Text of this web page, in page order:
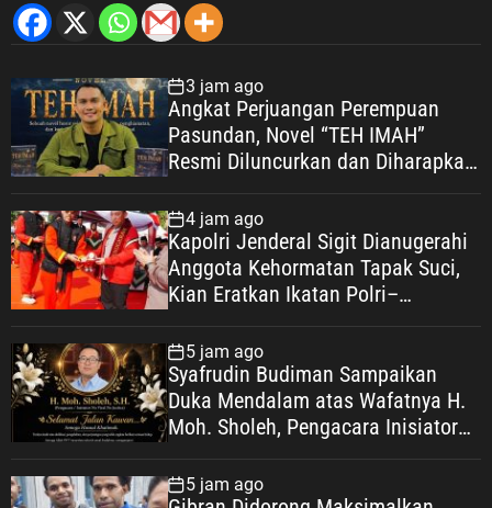
3 jam ago
Angkat Perjuangan Perempuan
Pasundan, Novel “TEH IMAH”
Resmi Diluncurkan dan Diharapkan
4 jam ago
Kapolri Jenderal Sigit Dianugerahi
Anggota Kehormatan Tapak Suci,
Kian Eratkan Ikatan Polri–
5 jam ago
Syafrudin Budiman Sampaikan
Duka Mendalam atas Wafatnya H.
Moh. Sholeh, Pengacara Inisiator
5 jam ago